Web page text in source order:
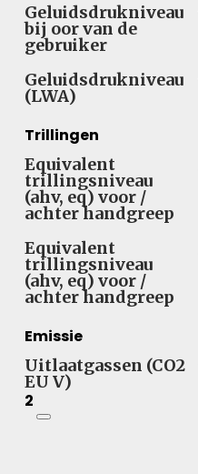
Geluidsdrukniveau
bij oor van de
gebruiker
Geluidsdrukniveau
(LWA)
Trillingen
Equivalent
trillingsniveau
(ahv, eq) voor /
achter handgreep
Equivalent
trillingsniveau
(ahv, eq) voor /
achter handgreep
Emissie
Uitlaatgassen (CO2
EU V)
2